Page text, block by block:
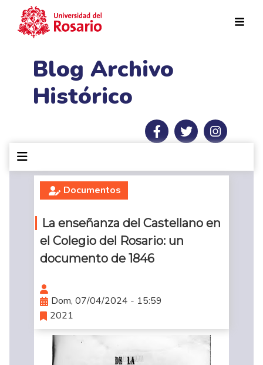
Blog Archivo
Histórico
Documentos
La enseñanza del Castellano en
el Colegio del Rosario: un
documento de 1846
Dom, 07/04/2024 - 15:59
2021